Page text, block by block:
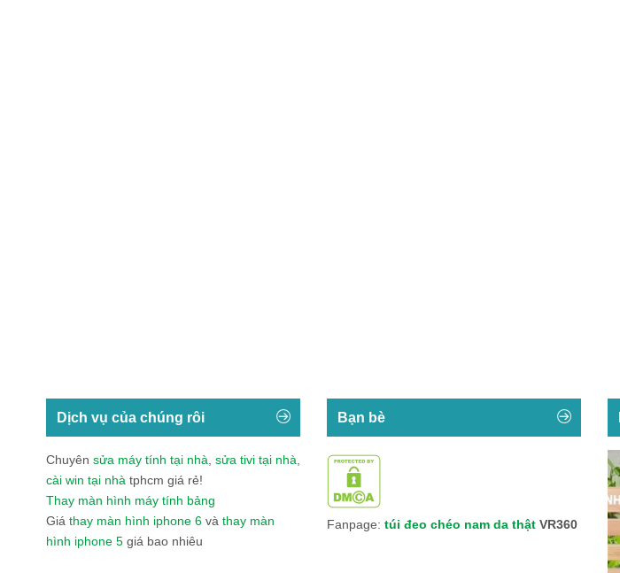
Dịch vụ của chúng rôi
Chuyên sửa máy tính tại nhà sửa tivi tại nhà
cài win tại nhà tphcm giá rẻ!
Thay màn hình máy tính bảng
Giá thay màn hình iphone 6 và thay màn
hình iphone 5 giá bao nhiêu
Bạn bè
Fanpage: túi đeo chéo nam da thật VR360